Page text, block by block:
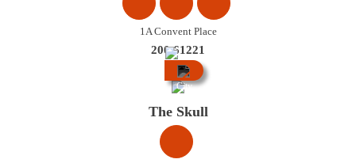
1A Convent Place
200 61221
City
The Skull